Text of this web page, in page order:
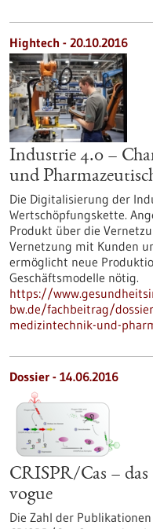
Hightech - 20.10.2016
Industrie 4.0 –
und
Die Digitalisierung der
Wertschöpfungskette.
Produkt über die
Vernetzung mit Kunden
ermöglicht neue
Geschäftsmodelle nötig.
https://
bw.de/fachbeitrag/
medizintechnik-und-
Dossier - 14.06.2016
CRISPR/Cas –
vogue
Die Zahl der